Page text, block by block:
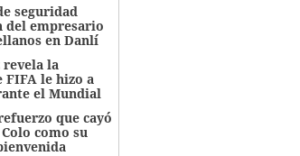
seguridad
del empresario
en Danlí
la
le hizo a
el Mundial
que cayó
como su